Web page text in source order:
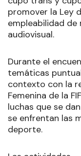
promover la Ley
empleabilidad de
audiovisual.
Durante el
temáticas
contexto con la
Femenina de la
luchas que se
se enfrentan las
deporte.